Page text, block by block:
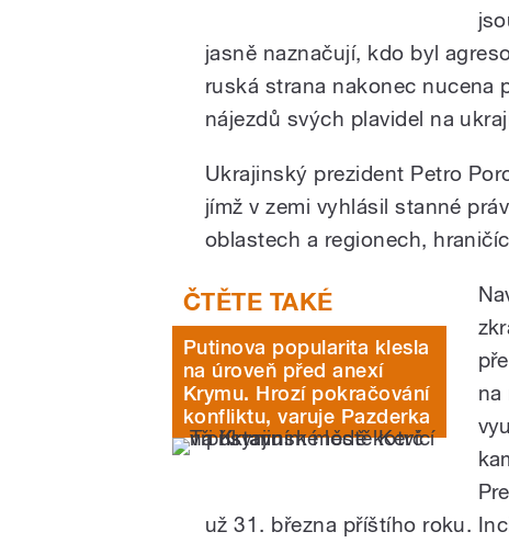
jasně naznačují, kdo byl
ruská strana nakonec nucena
nájezdů svých plavidel na
Ukrajinský prezident Petro
jímž v zemi vyhlásil stanné
oblastech a regionech,
Putinova popularita klesla
na úroveň před anexí
Krymu. Hrozí pokračování
konfliktu, varuje Pazderka
na
už 31. března příštího roku.